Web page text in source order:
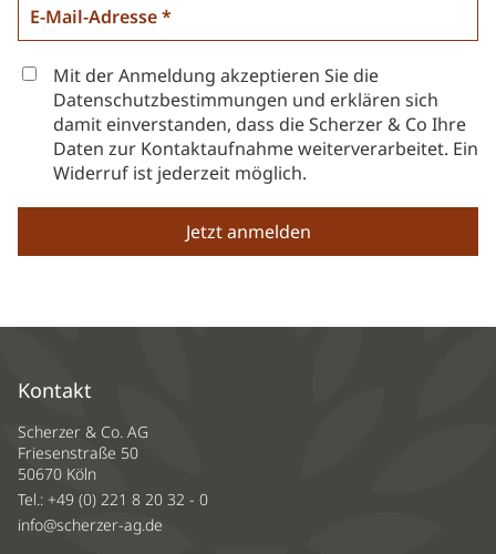
Mit der Anmeldung akzeptieren Sie die
Datenschutzbestimmungen und erklären sich
damit einverstanden, dass die Scherzer & Co Ihre
Daten zur Kontaktaufnahme weiterverarbeitet. Ein
Widerruf ist jederzeit möglich.
Kontakt
Scherzer & Co. AG
Friesenstraße 50
50670 Köln
Tel.: +49 (0) 221 8 20 32 - 0
info@scherzer-ag.de